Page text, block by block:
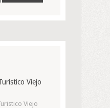
Viejo
Viejo